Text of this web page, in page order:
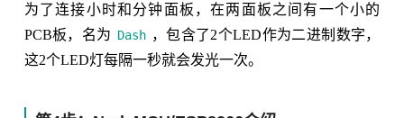
为了连接小时和分钟面板，在两面板之间有一个小的
PCB板，名为 Dash ，包含了2个LED作为二进制数字，
这2个LED灯每隔一秒就会发光一次。